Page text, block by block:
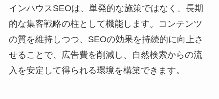
インハウスSEOは、単発的な施策ではなく、長期
的な集客戦略の柱として機能します。コンテンツ
の質を維持しつつ、SEOの効果を持続的に向上さ
せることで、広告費を削減し、自然検索からの流
入を安定して得られる環境を構築できます。